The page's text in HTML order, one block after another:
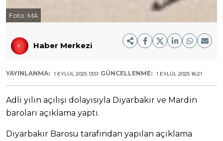
Foto: MA
Haber Merkezi
YAYINLANMA: 1 EYLÜL 2025 13:51 GÜNCELLENME: 1 EYLÜL 2025 16:21
Adli yılın açılışı dolayısıyla Diyarbakır ve Mardin
baroları açıklama yaptı.
Diyarbakır Barosu tarafından yapılan açıklama